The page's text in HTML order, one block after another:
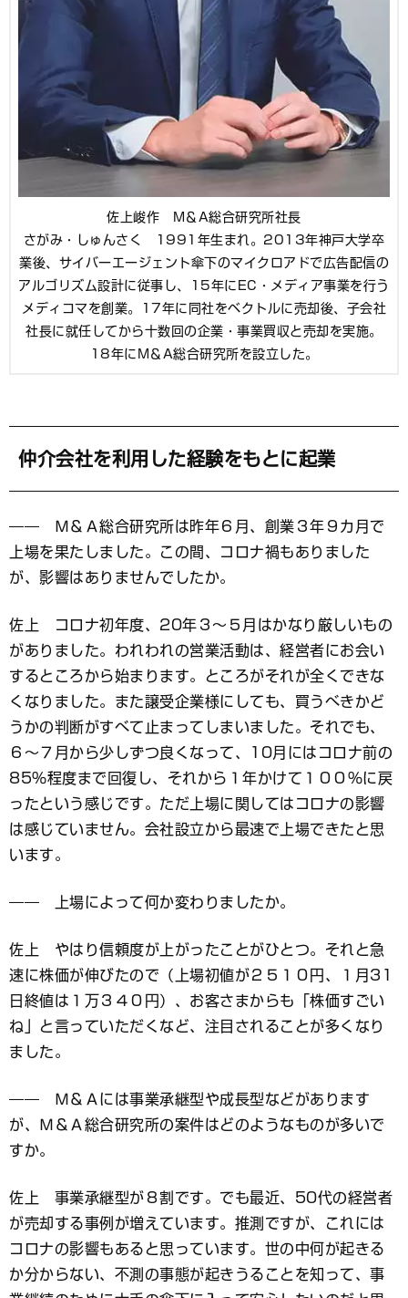
佐上峻作 M＆A総合研究所社長
さがみ・しゅんさく 1991年生まれ。2013年神戸大学卒
業後、サイバーエージェント傘下のマイクロアドで広告配信の
アルゴリズム設計に従事し、15年にEC・メディア事業を行う
メディコマを創業。17年に同社をベクトルに売却後、子会社
社長に就任してから十数回の企業・事業買収と売却を実施。
18年にM＆A総合研究所を設立した。
仲介会社を利用した経験をもとに起業
―― Ｍ＆Ａ総合研究所は昨年６月、創業３年９カ月で
上場を果たしました。この間、コロナ禍もありました
が、影響はありませんでしたか。
佐上 コロナ初年度、20年３～５月はかなり厳しいもの
がありました。われわれの営業活動は、経営者にお会い
するところから始まります。ところがそれが全くできな
くなりました。また譲受企業様にしても、買うべきかど
うかの判断がすべて止まってしまいました。それでも、
６～７月から少しずつ良くなって、10月にはコロナ前の
85％程度まで回復し、それから１年かけて１００％に戻
ったという感じです。ただ上場に関してはコロナの影響
は感じていません。会社設立から最速で上場できたと思
います。
―― 上場によって何か変わりましたか。
佐上 やはり信頼度が上がったことがひとつ。それと急
速に株価が伸びたので（上場初値が２５１０円、１月31
日終値は１万３４０円）、お客さまからも「株価すごい
ね」と言っていただくなど、注目されることが多くなり
ました。
―― Ｍ＆Ａには事業承継型や成長型などがあります
が、Ｍ＆Ａ総合研究所の案件はどのようなものが多いで
すか。
佐上 事業承継型が８割です。でも最近、50代の経営者
が売却する事例が増えています。推測ですが、これには
コロナの影響もあると思っています。世の中何が起きる
か分からない、不測の事態が起きうることを知って、事